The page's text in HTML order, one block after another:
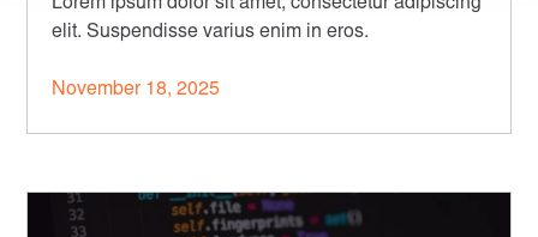
Lorem ipsum dolor sit amet, consectetur adipiscing
elit. Suspendisse varius enim in eros.
November 18, 2025